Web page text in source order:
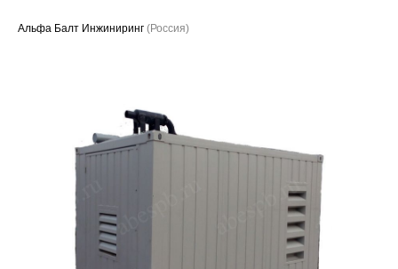
Альфа Балт Инжиниринг (Россия)